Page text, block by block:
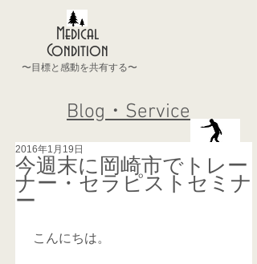
Medical
Condition
〜目標と感動を共有する〜
Blog・Service
今週末に岡崎市でトレー
ナー・セラピストセミナ
ー
2016年1月19日
こんにちは。